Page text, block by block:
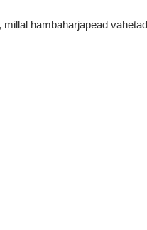
hambaharjapead